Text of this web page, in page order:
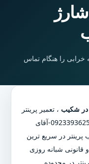
خرابی را هنگام تماس
در شکیب ، تعمیر پرینتر
09233936258-آقای
پرینتر در سریع ترین
قانونی شبانه روزی